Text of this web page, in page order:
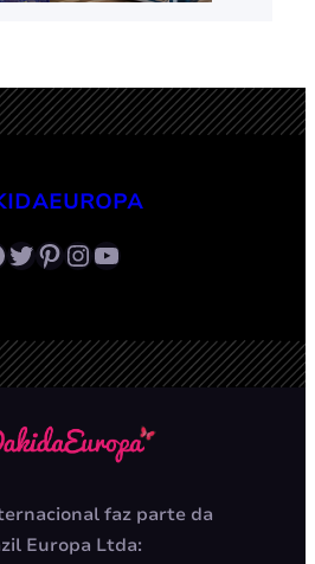
Twitter Pinterest InstagramYoutube
faz parte da
Europa Ltda: